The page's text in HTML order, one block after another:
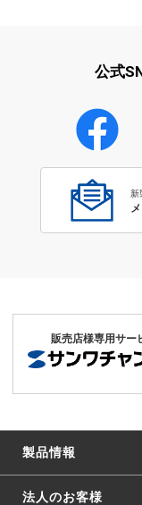
学校教育のICT環境
公式
新
販売店様専用サー
製品情報
法人のお客様